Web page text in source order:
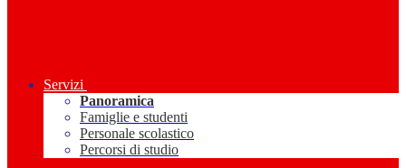
Servizi
Panoramica
Famiglie e studenti
Personale scolastico
Percorsi di studio